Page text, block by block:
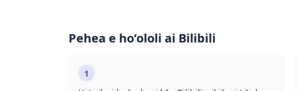
Pehea e hoʻololi ai Bilibili
1